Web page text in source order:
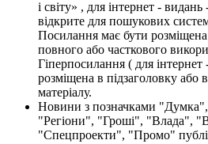
і світу» , для інтернет -
відкрите для пошукових
Посилання має бути розміщена
повного або часткового
Гіперпосилання ( для
розміщена в підзаголовку або
матеріалу.
Новини з позначками
"Регіони", "Гроші", "Влада",
"Спецпроекти", "Промо"